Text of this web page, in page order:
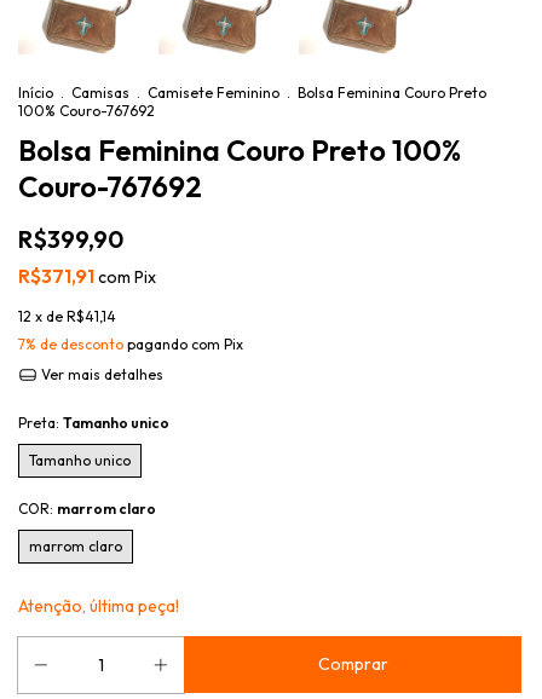
Início . Camisas . Camisete Feminino . Bolsa Feminina Couro Preto
100% Couro-767692
Bolsa Feminina Couro Preto 100%
Couro-767692
R$399,90
R$371,91com Pix
12 x de R$41,14
7% de desconto pagando com Pix
Ver mais detalhes
Preta: Tamanho unico
Tamanho unico
COR: marrom claro
marrom claro
Atenção, última peça!